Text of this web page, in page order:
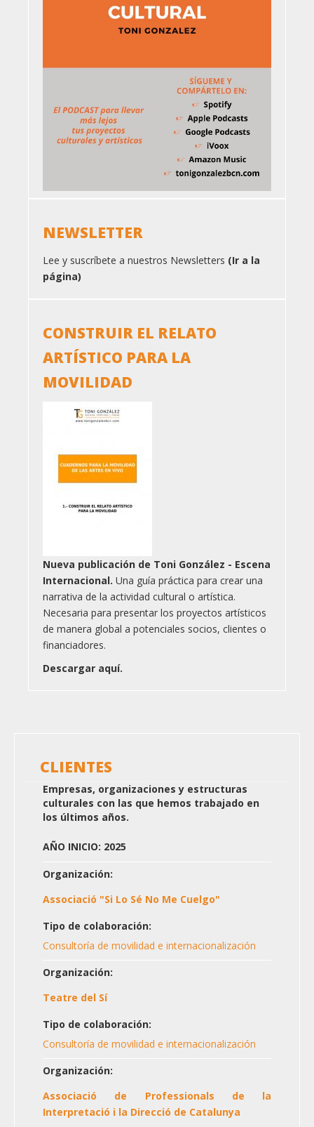
NEWSLETTER
Lee y suscríbete a nuestros Newsletters (Ir a la
página)
CONSTRUIR EL RELATO
ARTÍSTICO PARA LA
MOVILIDAD
Nueva publicación de Toni González - Escena
Internacional. Una guía práctica para crear una
narrativa de la actividad cultural o artística.
Necesaria para presentar los proyectos artísticos
de manera global a potenciales socios, clientes o
financiadores.
Descargar aquí.
CLIENTES
Empresas, organizaciones y estructuras
culturales con las que hemos trabajado en
los últimos años.
AÑO INICIO: 2025
Organización:
Associació "Si Lo Sé No Me Cuelgo"
Tipo de colaboración:
Consultoría de movilidad e internacionalización
Organización:
Teatre del Sí
Tipo de colaboración:
Consultoría de movilidad e internacionalización
Organización:
Associació de Professionals de la
Interpretació i la Direcció de Catalunya